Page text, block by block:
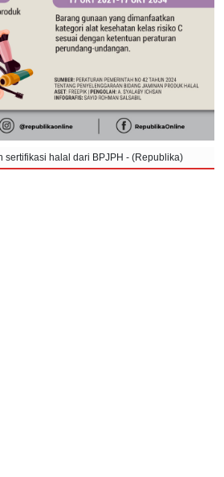
sertifikasi halal dari BPJPH - (Republika)